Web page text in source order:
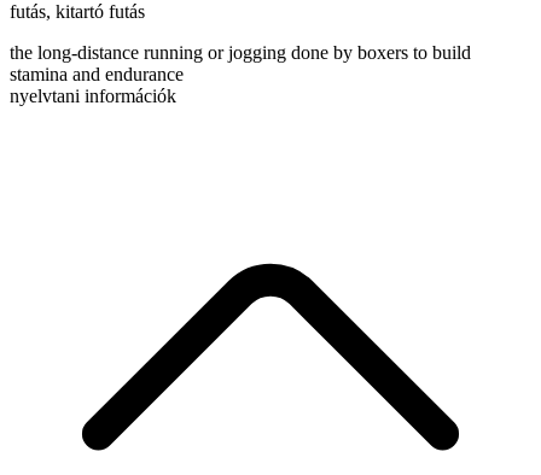
futás, kitartó futás
the long-distance running or jogging done by boxers to build
stamina and endurance
nyelvtani információk